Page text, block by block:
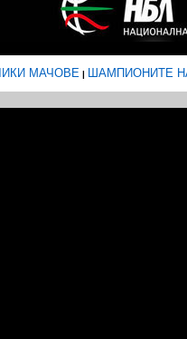
МАЧОВЕ | ШАМПИОНИТЕ